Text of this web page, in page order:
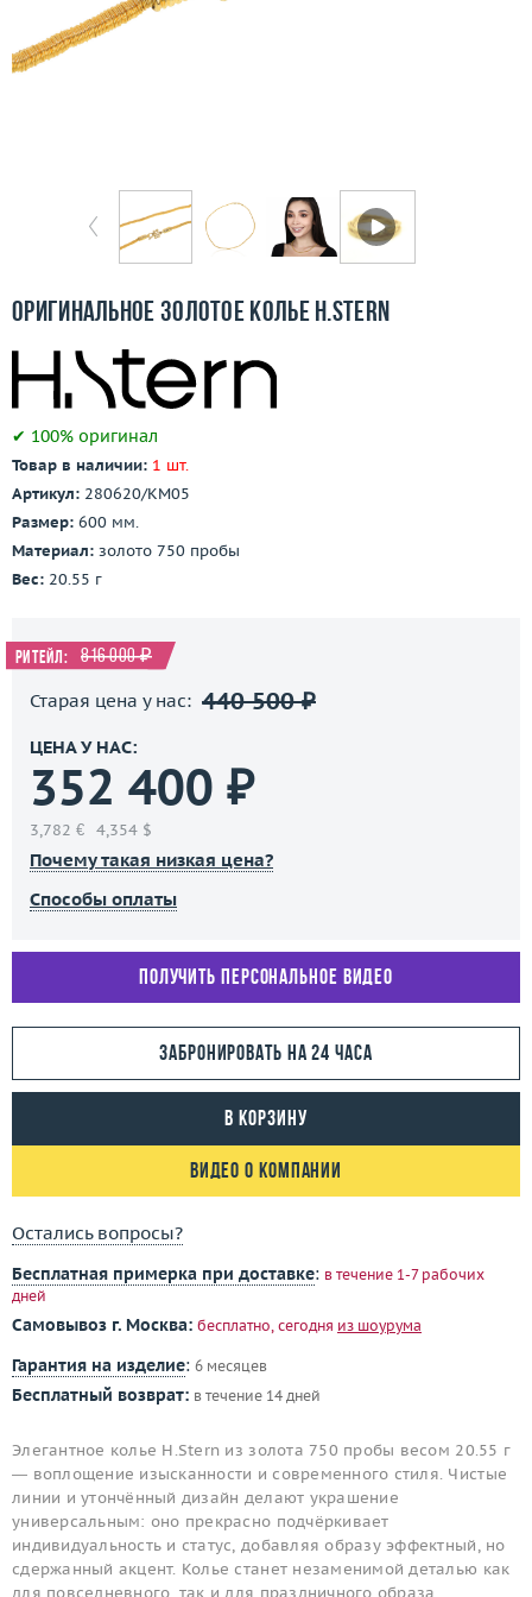
Бесплатная доставка
Ломбард
3D-тур по шоуруму
Заказать звонок
Оригинальное золотое колье H.Stern
✔ 100% оригинал
Товар в наличии: 1 шт.
Артикул: 280620/КМ05
Размер: 600 мм.
Материал: золото 750 пробы
Вес: 20.55 г
Ритейл: 816 000 ₽
Старая цена у нас: 440 500 ₽
ЦЕНА У НАС:
352 400 ₽
3,782 € 4,354 $
Почему такая низкая цена?
Способы оплаты
Получить персональное видео
Забронировать на 24 часа
В корзину
Видео о компании
Остались вопросы?
Бесплатная примерка при доставке: в течение 1-7 рабочих
дней
Самовывоз г. Москва: бесплатно, сегодня из шоурума
Гарантия на изделие: 6 месяцев
Бесплатный возврат: в течение 14 дней
Элегантное колье H.Stern из золота 750 пробы весом 20.55 г
— воплощение изысканности и современного стиля. Чистые
линии и утончённый дизайн делают украшение
универсальным: оно прекрасно подчёркивает
индивидуальность и статус, добавляя образу эффектный, но
сдержанный акцент. Колье станет незаменимой деталью как
для повседневного, так и для праздничного образа.